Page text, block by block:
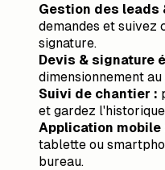
Gestion des leads
demandes et suivez
signature.
Devis & signature
dimensionnement
Suivi de chantier :
et gardez
Application mobile
tablette ou
bureau.